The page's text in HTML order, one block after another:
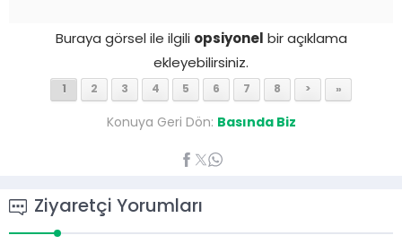
Buraya görsel ile ilgili opsiyonel bir açıklama
ekleyebilirsiniz.
1 2 3 4 5 6 7 8 > »
Konuya Geri Dön: Basında Biz
Ziyaretçi Yorumları